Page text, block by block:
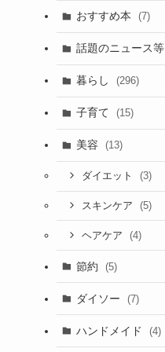
おすすめ本 (7)
話題のニュース等
暮らし (296)
子育て (15)
美容 (13)
ダイエット (3)
スキンケア (5)
ヘアケア (4)
節約 (5)
ダイソー (7)
ハンドメイド (4)